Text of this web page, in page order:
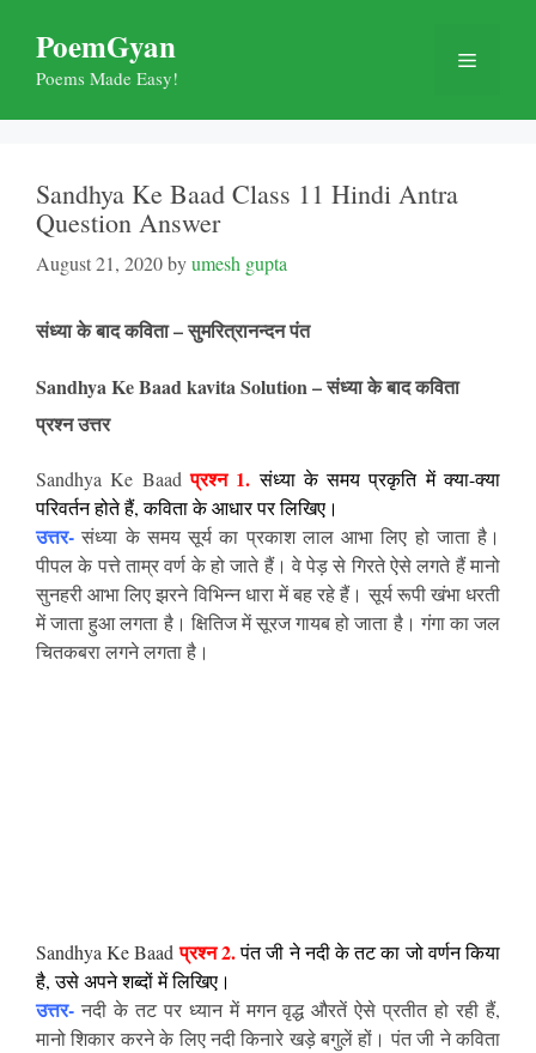
content
PoemGyan
Poems Made Easy!
Menu
Sandhya Ke Baad Class 11 Hindi Antra
Question Answer
August 21, 2020byumesh gupta
संध्या के बाद कविता – सुमरित्रानन्दन पंत
Sandhya Ke Baad kavita Solution – संध्या के बाद कविता
प्रश्न उत्तर
Sandhya Ke Baadप्रश्न 1. संध्या के समय प्रकृति में क्या-क्या
परिवर्तन होते हैं, कविता के आधार पर लिखिए।
उत्तर- संध्या के समय सूर्य का प्रकाश लाल आभा लिए हो जाता है।
पीपल के पत्ते ताम्र वर्ण के हो जाते हैं। वे पेड़ से गिरते ऐसे लगते हैं मानो
सुनहरी आभा लिए झरने विभिन्न धारा में बह रहे हैं। सूर्य रूपी खंभा धरती
में जाता हुआ लगता है। क्षितिज में सूरज गायब हो जाता है। गंगा का जल
चितकबरा लगने लगता है।
Sandhya Ke Baadप्रश्न2. पंत जी ने नदी के तट का जो वर्णन किया
है, उसे अपने शब्दों में लिखिए।
उत्तर- नदी के तट पर ध्यान में मगन वृद्ध औरतें ऐसे प्रतीत हो रही हैं,
मानो शिकार करने के लिए नदी किनारे खड़े बगुलें हों। पंत जी ने कविता